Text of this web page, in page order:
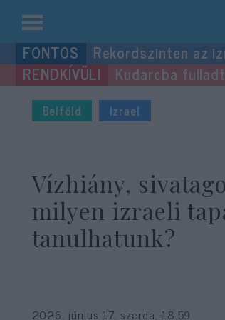
Kilépés
a
tartalomba
Rekordszinten az
Kudarcba
Belföld Izrael
Vízhiány,
milyen izraeli
tanulhatunk?
2026. június 17. szerda, 18:59